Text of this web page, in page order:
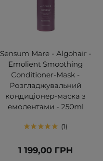
Sensum Mare - Algohair -
Emolient Smoothing
Conditioner-Mask -
Розгладжувальний
кондиціонер-маска з
емолентами - 250ml
1
1 199,00 ГРН